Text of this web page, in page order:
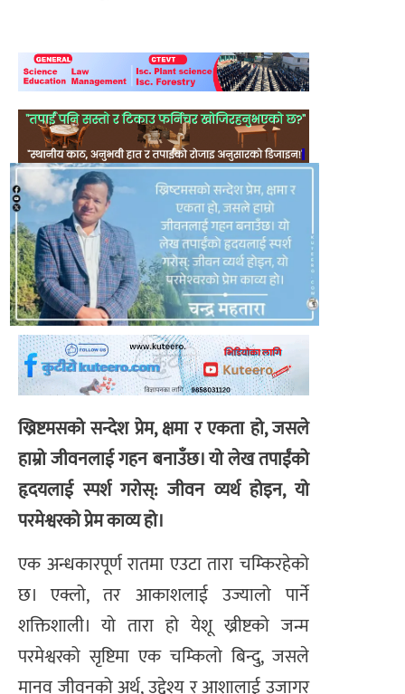
ख्रिष्टमसको सन्देश प्रेम, क्षमा र एकता हो, जसले
हाम्रो जीवनलाई गहन बनाउँछ। यो लेख तपाईंको
हृदयलाई स्पर्श गरोस्: जीवन व्यर्थ होइन, यो
परमेश्वरको प्रेम काव्य हो।
एक अन्धकारपूर्ण रातमा एउटा तारा चम्किरहेको
छ। एक्लो, तर आकाशलाई उज्यालो पार्ने
शक्तिशाली। यो तारा हो येशू ख्रीष्टको जन्म
परमेश्वरको सृष्टिमा एक चम्किलो बिन्दु, जसले